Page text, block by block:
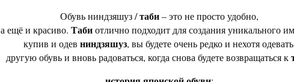
Обувь ниндзяшуз /таби– это не просто удобно,
а ещё и красиво. Табиотлично подходит для создания уникального
купив и одев ниндзяшуз, вы будете очень редко и нехотя
другую обувь и вновь радоваться, когда снова будете возвращаться к